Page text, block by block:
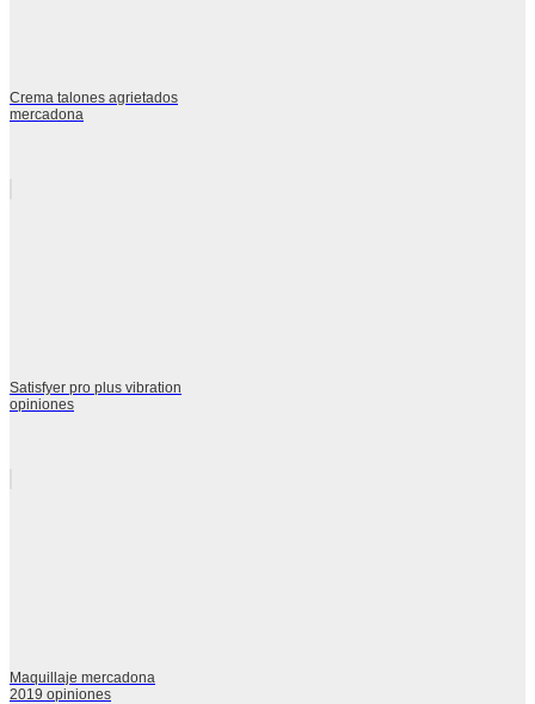
Crema talones agrietados
mercadona
Satisfyer pro plus vibration
opiniones
Maquillaje mercadona
2019 opiniones